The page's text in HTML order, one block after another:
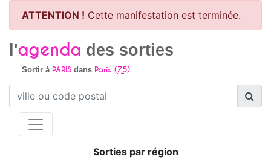
ATTENTION ! Cette manifestation est terminée.
l'agenda des sorties
Sortir à PARISdans Paris (75)
Sorties par région